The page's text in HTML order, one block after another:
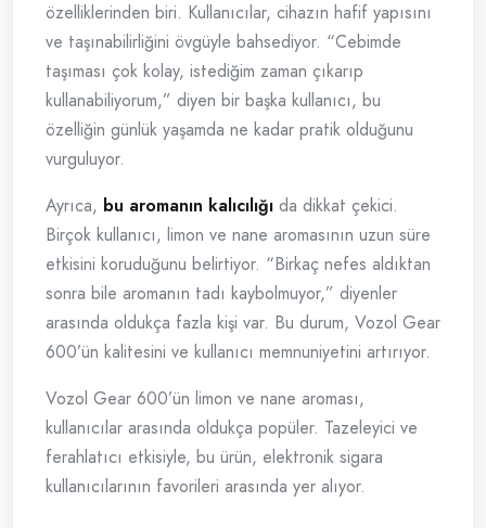
özelliklerinden biri. Kullanıcılar, cihazın hafif yapısını
ve taşınabilirliğini övgüyle bahsediyor. “Cebimde
taşıması çok kolay, istediğim zaman çıkarıp
kullanabiliyorum,” diyen bir başka kullanıcı, bu
özelliğin günlük yaşamda ne kadar pratik olduğunu
vurguluyor.
Ayrıca, bu aromanın kalıcılığı da dikkat çekici.
Birçok kullanıcı, limon ve nane aromasının uzun süre
etkisini koruduğunu belirtiyor. “Birkaç nefes aldıktan
sonra bile aromanın tadı kaybolmuyor,” diyenler
arasında oldukça fazla kişi var. Bu durum, Vozol Gear
600’ün kalitesini ve kullanıcı memnuniyetini artırıyor.
Vozol Gear 600’ün limon ve nane aroması,
kullanıcılar arasında oldukça popüler. Tazeleyici ve
ferahlatıcı etkisiyle, bu ürün, elektronik sigara
kullanıcılarının favorileri arasında yer alıyor.